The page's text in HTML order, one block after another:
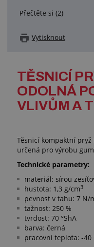
Přečtěte si (2)
Vytisknout
TĚSNICÍ
ODOLNÁ
VLIVŮM A
Těsnicí kompaktní pryž
určená pro výrobu
Technické parametry:
materiál: sírou
hustota: 1,3 g/cm3
pevnost v tahu: 7 N/
tažnost: 250 %
tvrdost: 70 °ShA
barva: černá
pracovní teplota: -40